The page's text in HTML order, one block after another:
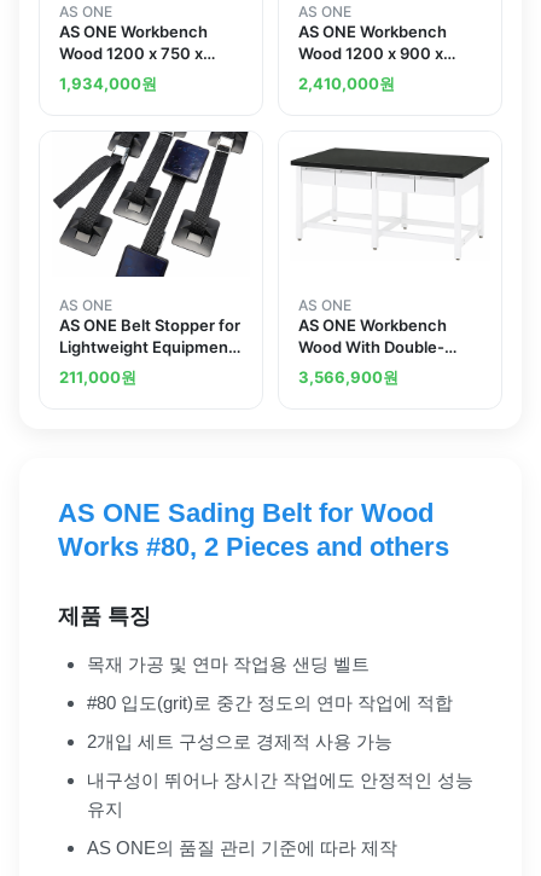
AS ONE
AS ONE Workbench
Wood 1200 x 750 x
800mmand others
1,934,000원
AS ONE
AS ONE Workbench
Wood 1200 x 900 x
800mmand others
2,410,000원
AS ONE
AS ONE Belt Stopper for
Lightweight Equipment
벨트 스토퍼 경량 설비용
211,000원
AS ONE
AS ONE Workbench
Wood With Double-
Sided Drawers 1200 x
900 x 800mmand
3,566,900원
AS ONE Sading Belt for Wood
Works #80, 2 Pieces and others
제품 특징
목재 가공 및 연마 작업용 샌딩 벨트
#80 입도(grit)로 중간 정도의 연마 작업에 적합
2개입 세트 구성으로 경제적 사용 가능
내구성이 뛰어나 장시간 작업에도 안정적인 성능
유지
AS ONE의 품질 관리 기준에 따라 제작